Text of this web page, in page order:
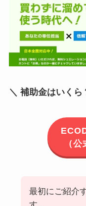
＼ 補助金はいく
（
最初にご紹介